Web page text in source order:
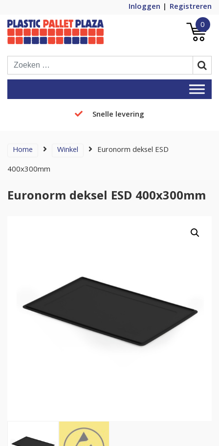
Inloggen
Registreren
Plastic Pallet Plaza
Plastic Pallets Plaza, de nummer 1 in
Europa!
0
Snelle levering
Home Winkel
Euronorm deksel ESD
400x300mm
Euronorm deksel ESD 400x300mm